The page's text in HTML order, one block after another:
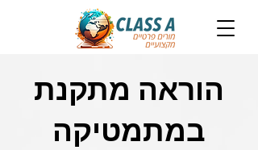
הוראה מתקנת
במתמטיקה